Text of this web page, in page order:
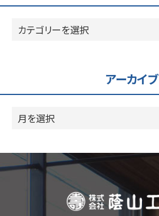
カ
アーカイブ